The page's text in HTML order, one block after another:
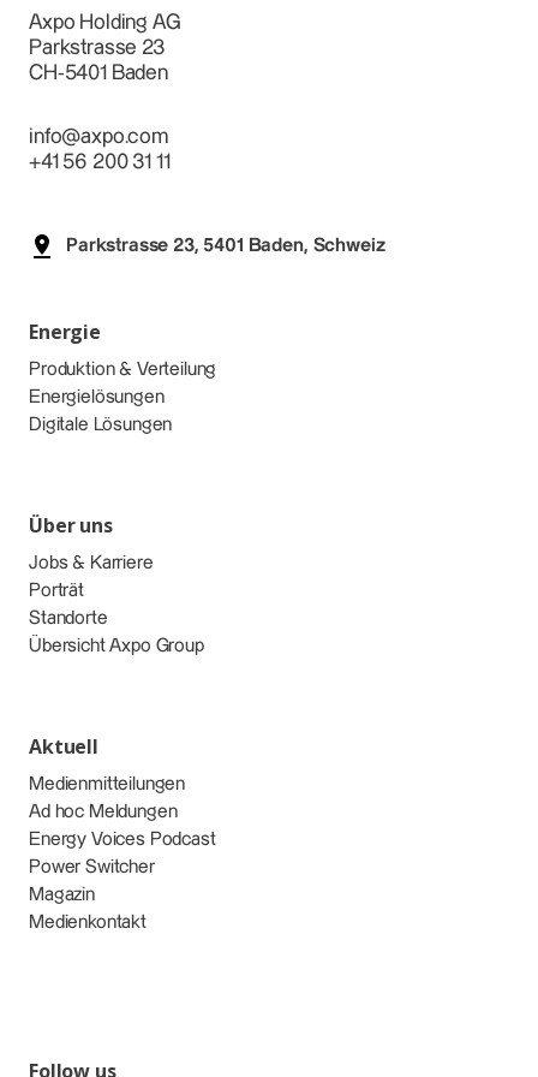
Axpo Holding AG
Parkstrasse 23
CH-5401 Baden
info@axpo.com
+41 56 200 31 11
Parkstrasse 23, 5401 Baden, Schweiz
Energie
Produktion & Verteilung
Energielösungen
Digitale Lösungen
Über uns
Jobs & Karriere
Porträt
Standorte
Übersicht Axpo Group
Aktuell
Medienmitteilungen
Ad hoc Meldungen
Energy Voices Podcast
Power Switcher
Magazin
Medienkontakt
Follow us